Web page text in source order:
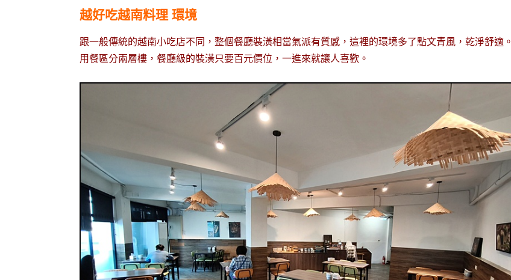
越好吃越南料理 環境
跟一般傳統的越南小吃店不同，整個餐廳裝潢相當氣派有質感，這裡的環境多了點文青風，乾淨舒適。
用餐區分兩層樓，餐廳級的裝潢只要百元價位，一進來就讓人喜歡。